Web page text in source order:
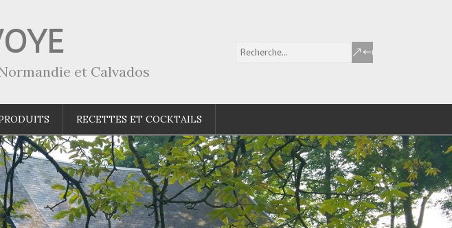
et Calvados
RECETTES ET COCKTAILS